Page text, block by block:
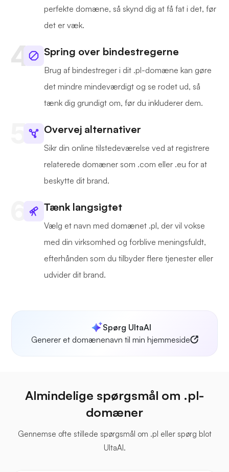
perfekte domæne, så skynd dig at få fat i det, før
det er væk.
Spring over bindestregerne
Brug af bindestreger i dit .pl-domæne kan gøre
det mindre mindeværdigt og se rodet ud, så
tænk dig grundigt om, før du inkluderer dem.
Overvej alternativer
Sikr din online tilstedeværelse ved at registrere
relaterede domæner som .com eller .eu for at
beskytte dit brand.
Tænk langsigtet
Vælg et navn med domænet .pl, der vil vokse
med din virksomhed og forblive meningsfuldt,
efterhånden som du tilbyder flere tjenester eller
udvider dit brand.
Spørg UltaAI
Generer et domænenavn til min hjemmeside
Almindelige spørgsmål om .pl-
domæner
Gennemse ofte stillede spørgsmål om .pl eller spørg blot
UltaAI.